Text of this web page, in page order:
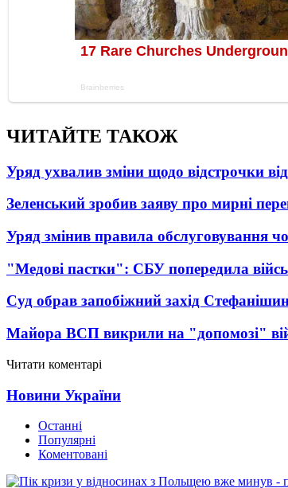
ЧИТАЙТЕ ТАКОЖ
Уряд ухвалив зміни щодо відстрочки від
Зеленський зробив заяву про мирні
Уряд змінив правила обслуговування
"Медові пастки": СБУ попередила
Суд обрав запобіжний захід
Майора ВСП викрили на "допомозі"
Читати коментарі
Новини України
Останні
Популярні
Коментовані